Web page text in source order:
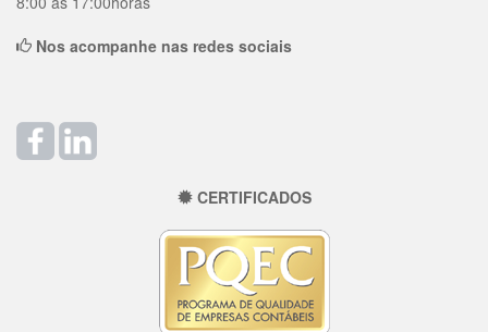
Nos acompanhe nas redes sociais
CERTIFICADOS